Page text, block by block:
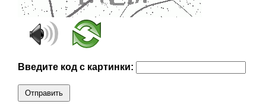
Введите код с картинки:
Отправить